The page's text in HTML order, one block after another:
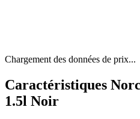
Chargement des données de prix...
Caractéristiques
1.5l Noir